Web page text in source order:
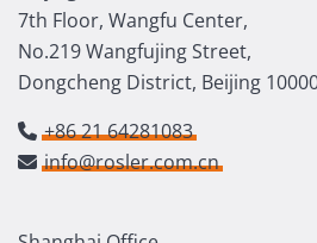
7th Floor, Wangfu Center,
No.219 Wangfujing Street,
Dongcheng District, Beijing
+86 21 64281083
info@rosler.com.cn